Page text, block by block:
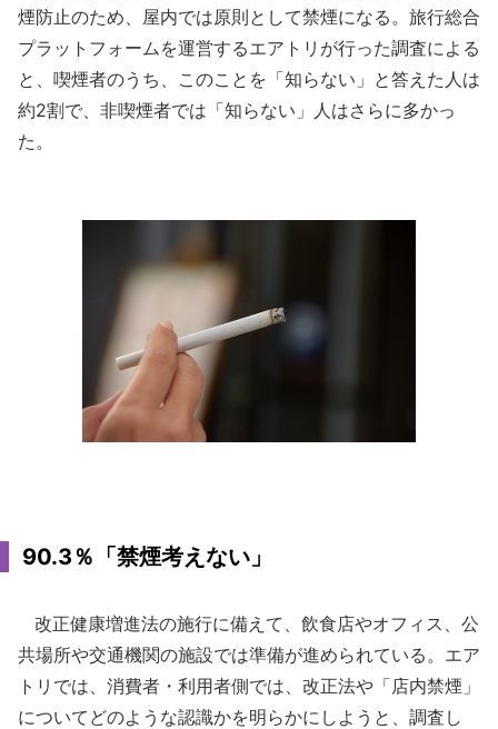
煙防止のため、屋内では原則として禁煙になる。旅行総合
プラットフォームを運営するエアトリが行った調査による
と、喫煙者のうち、このことを「知らない」と答えた人は
約2割で、非喫煙者では「知らない」人はさらに多かっ
た。
90.3％「禁煙考えない」
改正健康増進法の施行に備えて、飲食店やオフィス、公
共場所や交通機関の施設では準備が進められている。エア
トリでは、消費者・利用者側では、改正法や「店内禁煙」
についてどのような認識かを明らかにしようと、調査し